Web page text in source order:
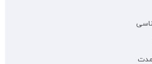
مدت